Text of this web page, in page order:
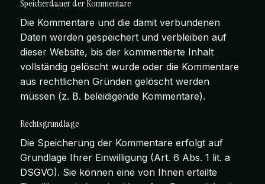
Speicherdauer der Kommentare
Die Kommentare und die damit verbundenen
Daten werden gespeichert und verbleiben auf
dieser Website, bis der kommentierte Inhalt
vollständig gelöscht wurde oder die Kommentare
aus rechtlichen Gründen gelöscht werden
müssen (z. B. beleidigende Kommentare).
Rechtsgrundlage
Die Speicherung der Kommentare erfolgt auf
Grundlage Ihrer Einwilligung (Art. 6 Abs. 1 lit. a
DSGVO). Sie können eine von Ihnen erteilte